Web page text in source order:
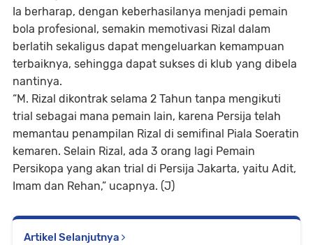
Ia berharap, dengan keberhasilanya menjadi pemain
bola profesional, semakin memotivasi Rizal dalam
berlatih sekaligus dapat mengeluarkan kemampuan
terbaiknya, sehingga dapat sukses di klub yang dibela
nantinya.
“M. Rizal dikontrak selama 2 Tahun tanpa mengikuti
trial sebagai mana pemain lain, karena Persija telah
memantau penampilan Rizal di semifinal Piala Soeratin
kemaren. Selain Rizal, ada 3 orang lagi Pemain
Persikopa yang akan trial di Persija Jakarta, yaitu Adit,
Imam dan Rehan,” ucapnya. (J)
Artikel Selanjutnya